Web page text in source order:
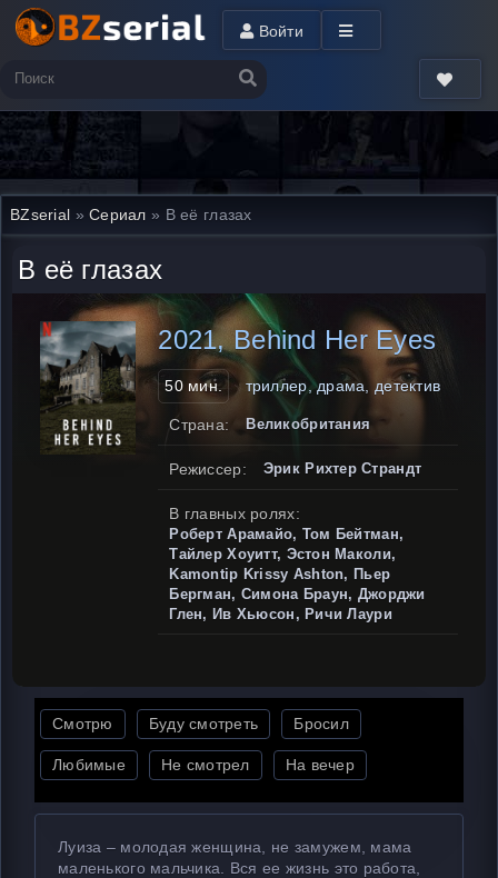
Войти
BZserial »Сериал » В её глазах
В её глазах
2021, Behind Her Eyes
50 мин. триллер, драма, детектив
Страна: Великобритания
Режиссер: Эрик Рихтер Страндт
В главных ролях:
Роберт Арамайо, Том Бейтман,
Тайлер Хоуитт, Эстон Маколи,
Kamontip Krissy Ashton, Пьер
Бергман, Симона Браун, Джорджи
Глен, Ив Хьюсон, Ричи Лаури
Смотрю Буду смотреть Бросил
Любимые Не смотрел На вечер
Луиза – молодая женщина, не замужем, мама
маленького мальчика. Вся ее жизнь это работа,